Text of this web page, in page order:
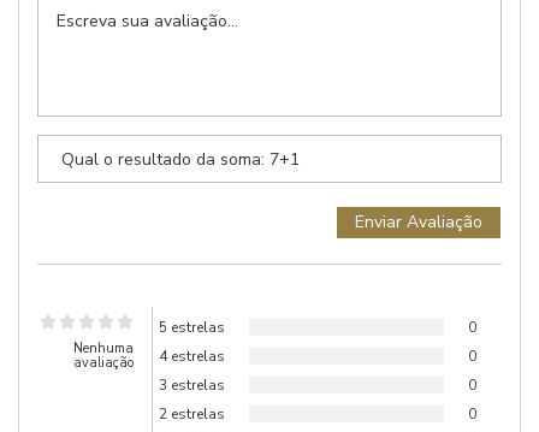
Nenhuma
avaliação
5 estrelas
0
4 estrelas
0
3 estrelas
0
2 estrelas
0